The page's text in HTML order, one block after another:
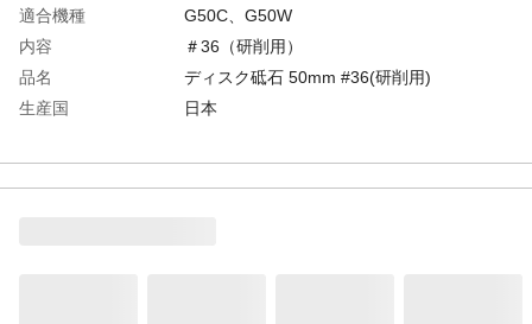
適合機種
G50C、G50W
内容
＃36（研削用）
品名
ディスク砥石 50mm #36(研削用)
生産国
日本
材質1
砥石